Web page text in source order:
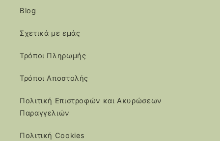
Blog
Σχετικά με εμάς
Τρόποι Πληρωμής
Τρόποι Αποστολής
Πολιτική Επιστροφών και Ακυρώσεων
Παραγγελιών
Πολιτική Cookies